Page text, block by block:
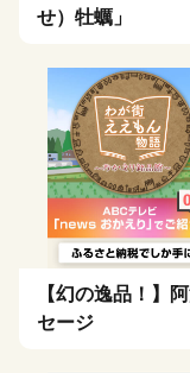
せ）牡蠣」
【幻の逸品！】
セージ